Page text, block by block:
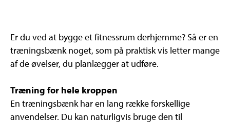
Er du ved at bygge et fitnessrum derhjemme? Så er en
træningsbænk noget, som på praktisk vis letter mange
af de øvelser, du planlægger at udføre.
Træning for hele kroppen
En træningsbænk har en lang række forskellige
anvendelser. Du kan naturligvis bruge den til